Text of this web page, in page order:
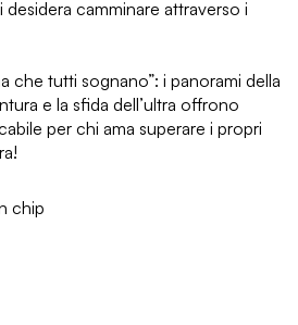
camminare attraverso i
che tutti sognano”: i panorami della
e la sfida dell’ultra offrono
per chi ama superare i propri
chip